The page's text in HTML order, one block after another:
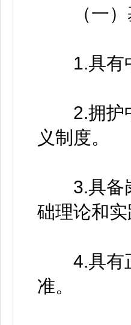
（一）
1.具有中
2.拥护中
义制度。
3.具备岗
础理论和
4.具有正
准。